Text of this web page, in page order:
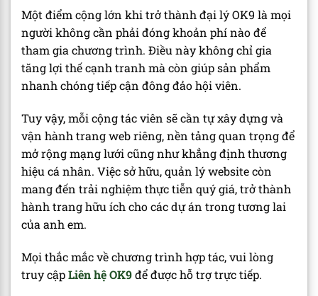
Một điểm cộng lớn khi trở thành đại lý OK9 là mọi
người không cần phải đóng khoản phí nào để
tham gia chương trình. Điều này không chỉ gia
tăng lợi thế cạnh tranh mà còn giúp sản phẩm
nhanh chóng tiếp cận đông đảo hội viên.
Tuy vậy, mỗi cộng tác viên sẽ cần tự xây dựng và
vận hành trang web riêng, nền tảng quan trọng để
mở rộng mạng lưới cũng như khẳng định thương
hiệu cá nhân. Việc sở hữu, quản lý website còn
mang đến trải nghiệm thực tiễn quý giá, trở thành
hành trang hữu ích cho các dự án trong tương lai
của anh em.
Mọi thắc mắc về chương trình hợp tác, vui lòng
truy cậpLiên hệ OK9để được hỗ trợ trực tiếp.